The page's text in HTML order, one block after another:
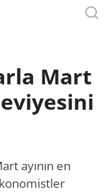
Mart
ayının en